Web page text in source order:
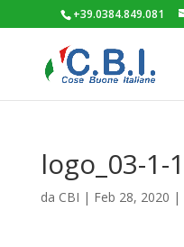
+39.0384.849.081
logo_03-1-1
da CBI | Feb 28, 2020 |